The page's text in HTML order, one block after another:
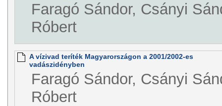
Faragó Sándor, Csányi
Róbert
A vízivad teríték Magyarországon a 2001/2002-es
vadászidényben
Faragó Sándor, Csányi
Róbert